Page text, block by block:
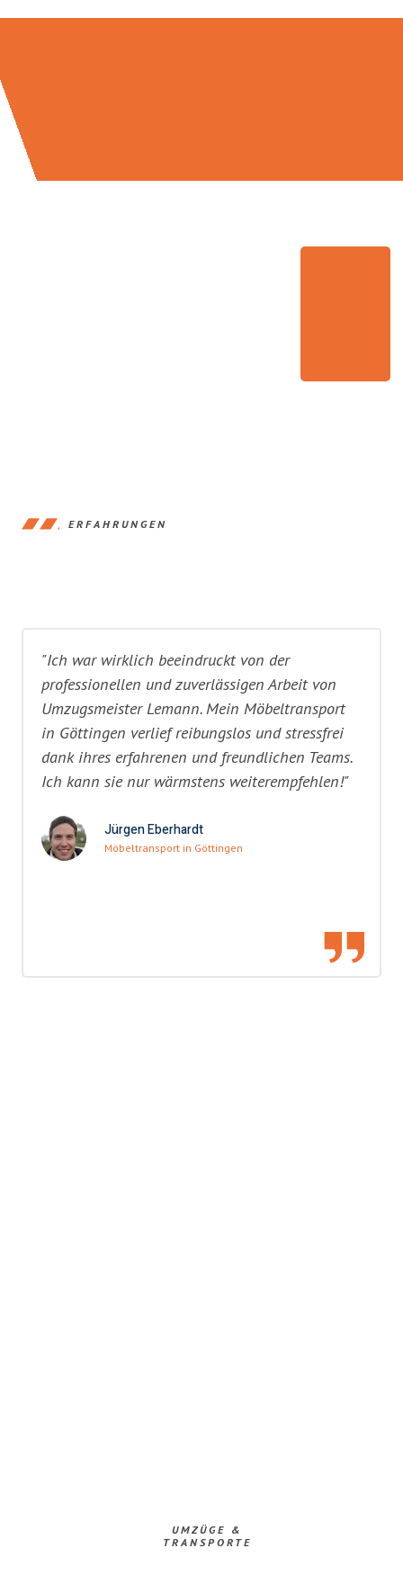
ERFAHRUNGEN
"Ich war wirklich beeindruckt von der
professionellen und zuverlässigen Arbeit von
Umzugsmeister Lemann. Mein Möbeltransport
in Göttingen verlief reibungslos und stressfrei
dank ihres erfahrenen und freundlichen Teams.
Ich kann sie nur wärmstens weiterempfehlen!"
Jürgen Eberhardt
Möbeltransport in Göttingen
UMZÜGE &
TRANSPORTE